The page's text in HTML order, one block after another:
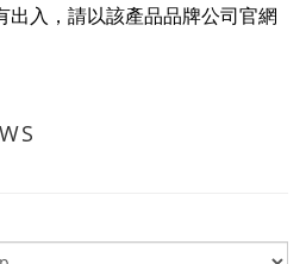
入，請以該產品品牌公司官網